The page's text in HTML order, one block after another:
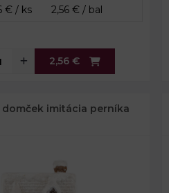
2,56 €
domček imitácia perníka